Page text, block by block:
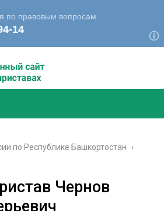
по Республике Башкортостан
›
Чернов